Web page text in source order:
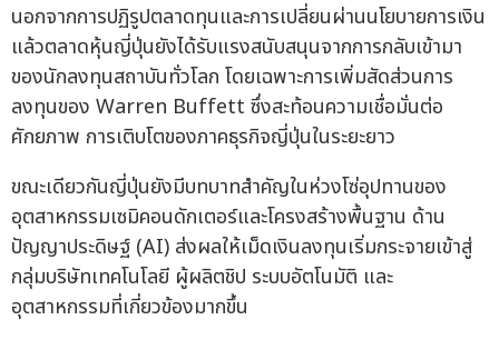
นอกจากการปฏิรูปตลาดทุนและการเปลี่ยนผ่านนโยบายการเงิน
แล้วตลาดหุ้นญี่ปุ่นยังได้รับแรงสนับสนุนจากการกลับเข้ามา
ของนักลงทุนสถาบันทั่วโลก โดยเฉพาะการเพิ่มสัดส่วนการ
ลงทุนของ Warren Buffett ซึ่งสะท้อนความเชื่อมั่นต่อ
ศักยภาพ การเติบโตของภาคธุรกิจญี่ปุ่นในระยะยาว
ขณะเดียวกันญี่ปุ่นยังมีบทบาทสำคัญในห่วงโซ่อุปทานของ
อุตสาหกรรมเซมิคอนดักเตอร์และโครงสร้างพื้นฐาน ด้าน
ปัญญาประดิษฐ์ (AI) ส่งผลให้เม็ดเงินลงทุนเริ่มกระจายเข้าสู่
กลุ่มบริษัทเทคโนโลยี ผู้ผลิตชิป ระบบอัตโนมัติ และ
อุตสาหกรรมที่เกี่ยวข้องมากขึ้น